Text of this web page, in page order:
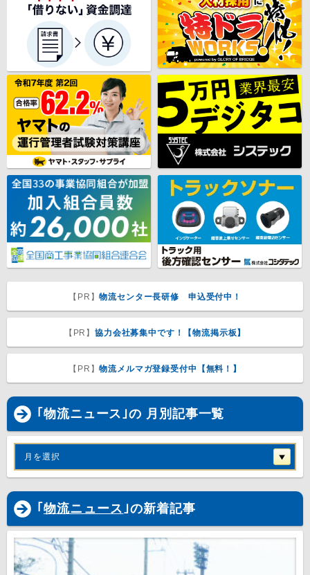
【PR】物流センター長研修 申込受付中！
【PR】協力会社募集中です！【物流掲示板】
【PR】物流メルマガ登録受付中【無料！】
｢物流ニュース｣の 月別記事一覧
月を選択
｢ 物流ニュース｣の新着記事